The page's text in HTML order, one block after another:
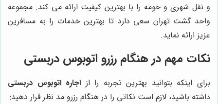
و نقل شهری و حومه را با بهترین کیفیت ارائه می ‌کند. مجموعه
واحد گشت تهران سعی دارد تا بهترین خدمات را به مسافرین
عزیز ارائه نماید.
نکات مهم در هنگام رزرو اتوبوس دربستی
برای اینکه بتوانید بهترین تجربه را از اجاره اتوبوس دربستی
داشته باشید، لازم است نکاتی را در هنگام رزرو مد نظر قرار دهید: